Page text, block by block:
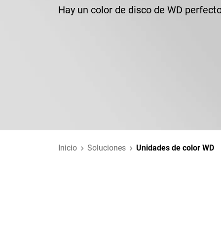
Hay un color de disco de WD
Inicio Soluciones Unidades de color WD